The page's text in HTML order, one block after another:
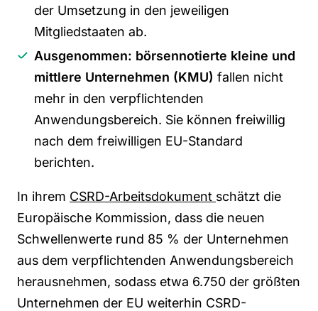
der Umsetzung in den jeweiligen
Mitgliedstaaten ab.
Ausgenommen: börsennotierte kleine und
mittlere Unternehmen (KMU) fallen nicht
mehr in den verpflichtenden
Anwendungsbereich. Sie können freiwillig
nach dem freiwilligen EU-Standard
berichten.
In ihrem CSRD-Arbeitsdokument schätzt die
Europäische Kommission, dass die neuen
Schwellenwerte rund 85 % der Unternehmen
aus dem verpflichtenden Anwendungsbereich
herausnehmen, sodass etwa 6.750 der größten
Unternehmen der EU weiterhin CSRD-